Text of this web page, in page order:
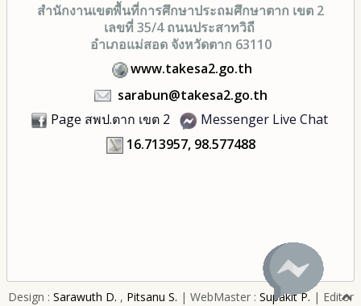
สำนักงานเขตพื้นที่การศึกษาประถมศึกษาตาก เขต 2
เลขที่ 35/4 ถนนประสาทวิถี
อำเภอแม่สอด จังหวัดตาก 63110
www.takesa2.go.th
sarabun@takesa2.go.th
Page สพป.ตาก เขต 2
Messenger Live Chat
16.713957, 98.577488
Design : Sarawuth D. , Pitsanu S. | WebMaster : Supakit P. | Editor